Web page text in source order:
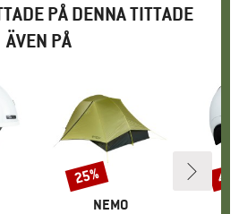
PÅ DENNA TITTADE
ÄVEN PÅ
VARUMÄRKE
NEMO
Rabatt
25%